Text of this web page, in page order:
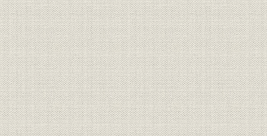
1. 経営方針と経営組織
2. 経営活動の拡大
3. 業績の推移
第6章 戦時統制下の海運
第1節 日本商船隊の崩壊
第2節 船舶運営会の活動